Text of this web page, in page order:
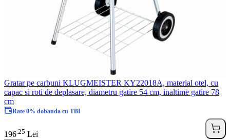
Gratar pe carbuni KLUGMEISTER KY22018A, material otel, cu
capac si roti de deplasare, diametru gatire 54 cm, inaltime gatire 78
cm
Rate 0% dobanda cu TBI
196 25 Lei